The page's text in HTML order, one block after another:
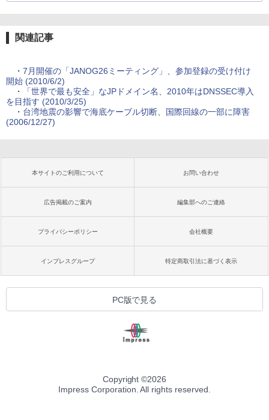
関連記事
・ 7月開催の「JANOG26ミーティング」、参加登録の受け付け
開始 (2010/6/2)
・
「世界で最も安全」なJPドメイン名、2010年はDNSSEC導入
を目指す (2010/3/25)
・ 台湾地震の影響で海底ケーブル切断、国際回線の一部に障害
(2006/12/27)
本サイトのご利用について お問い合わせ
広告掲載のご案内 編集部へのご連絡
プライバシーポリシー 会社概要
インプレスグループ 特定商取引法に基づく表示
PC版で見る
Copyright ©2026
Impress Corporation. All rights reserved.